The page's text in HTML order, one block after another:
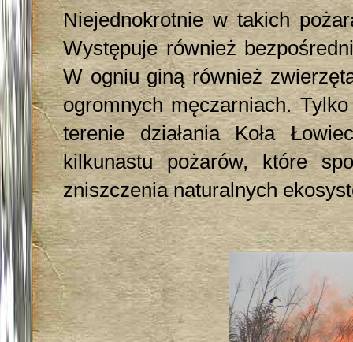
Niejednokrotnie w takich
Występuje również
W ogniu giną również
ogromnych męczarniach.
terenie działania Koła
kilkunastu pożarów, które
zniszczenia naturalnych